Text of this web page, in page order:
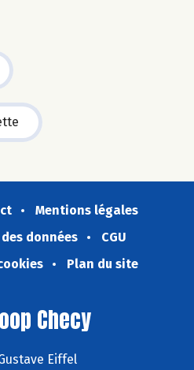
Mentions légales
données
CGU
Plan du site
Checy
Eiffel